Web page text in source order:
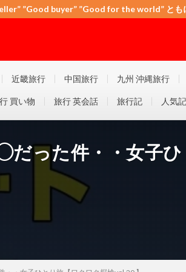
”Good buyer” ”Good for the world” とも
近畿旅行 中国旅行 九州 沖縄旅行
買い物 旅行 英会話 旅行記 人気
った件・・女子ひ